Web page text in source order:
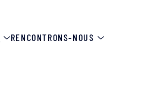
RENCONTRONS-NOUS